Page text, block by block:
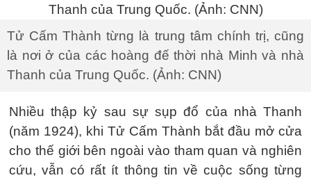
Tử Cấm Thành từng là trung tâm chính trị, cũng
là nơi ở của các hoàng đế thời nhà Minh và nhà
Thanh của Trung Quốc. (Ảnh: CNN)
Nhiều thập kỷ sau sự sụp đổ của nhà Thanh
(năm 1924), khi Tử Cấm Thành bắt đầu mở cửa
cho thế giới bên ngoài vào tham quan và nghiên
cứu, vẫn có rất ít thông tin về cuộc sống từng